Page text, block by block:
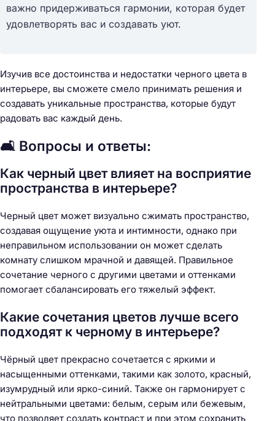
важно придерживаться гармонии, которая будет
удовлетворять вас и создавать уют.
Изучив все достоинства и недостатки черного цвета в
интерьере, вы сможете смело принимать решения и
создавать уникальные пространства, которые будут
радовать вас каждый день.
🛋️ Вопросы и ответы:
Как черный цвет влияет на восприятие
пространства в интерьере?
Черный цвет может визуально сжимать пространство,
создавая ощущение уюта и интимности, однако при
неправильном использовании он может сделать
комнату слишком мрачной и давящей. Правильное
сочетание черного с другими цветами и оттенками
помогает сбалансировать его тяжелый эффект.
Какие сочетания цветов лучше всего
подходят к черному в интерьере?
Чёрный цвет прекрасно сочетается с яркими и
насыщенными оттенками, такими как золото, красный,
изумрудный или ярко-синий. Также он гармонирует с
нейтральными цветами: белым, серым или бежевым,
что позволяет создать контраст и при этом сохранить